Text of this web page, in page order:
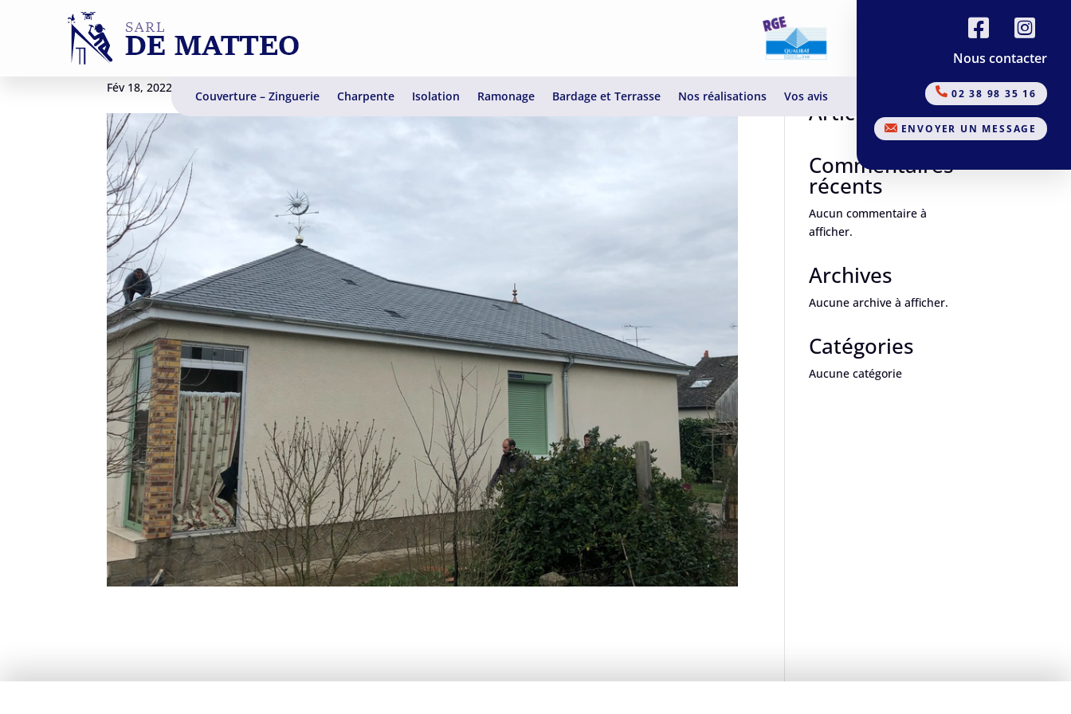
Couverture – Zinguerie Charpente Isolation Ramonage Bardage et Terrasse Nos réalisations Vos avis
Nous contacter
02 38 98 35 16
ENVOYER UN MESSAGE
Réalisation ardoise
Fév 18, 2022
Rechercher
Articles récents
Commentaires
récents
Aucun commentaire à
afficher.
Archives
Aucune archive à afficher.
Catégories
Aucune catégorie